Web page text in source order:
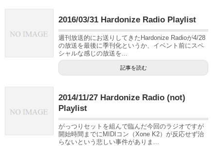
2016/03/31 Hardonize Radio Playlist
週刊放送的にお送りしてきたHardonize Radioが4/28
の放送を最後に季刊化というか、イベント前にスペ
シャルな感じの放送を...
記事を読む
2014/11/27 Hardonize Radio (not)
Playlist
がっつりセットを組んで臨んだ今回のラジオですが
開始時間までにMIDIコン（Xone K2）が反応せず治
らないという悲しい事件がありま...